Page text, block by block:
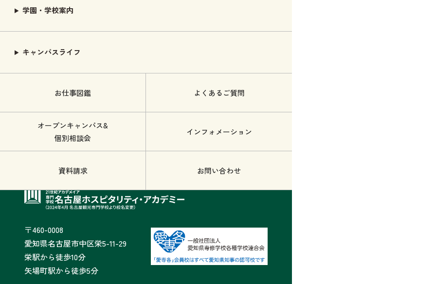
学園・学校案内
キャンパスライフ
お仕事図鑑 よくあるご質問
オープンキャンパス&
個別相談会
インフォメーション
資料請求 お問い合わせ
〒460-0008
愛知県名古屋市中区栄5-11-29
栄駅から徒歩10分
矢場町駅から徒歩5分